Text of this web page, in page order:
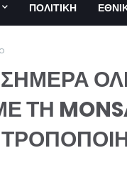
ΠΟΛΙΤΙΚΗ
ΣΗΜΕΡΑ
ΤΗ